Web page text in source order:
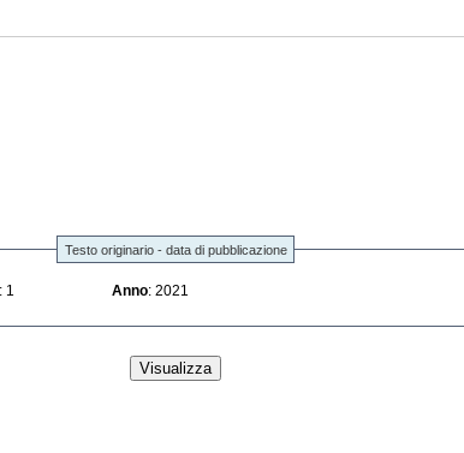
Testo originario - data di pubblicazione
: 1 Anno : 2021